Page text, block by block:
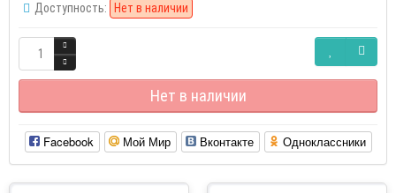
Доступность: Нет в наличии
Нет в наличии
Facebook Мой Мир Вконтакте Одноклассники